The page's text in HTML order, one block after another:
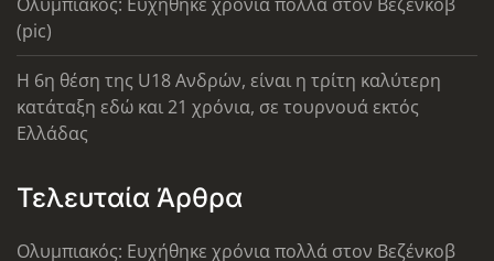
Ολυμπιακός: Ευχήθηκε χρόνια πολλά στον Βεζένκοβ
(pic)
Η 6η θέση της U18 Ανδρών, είναι η τρίτη καλύτερη
κατάταξη εδώ και 21 χρόνια, σε τουρνουά εκτός
Ελλάδας
Τελευταία Άρθρα
Ολυμπιακός: Ευχήθηκε χρόνια πολλά στον Βεζένκοβ